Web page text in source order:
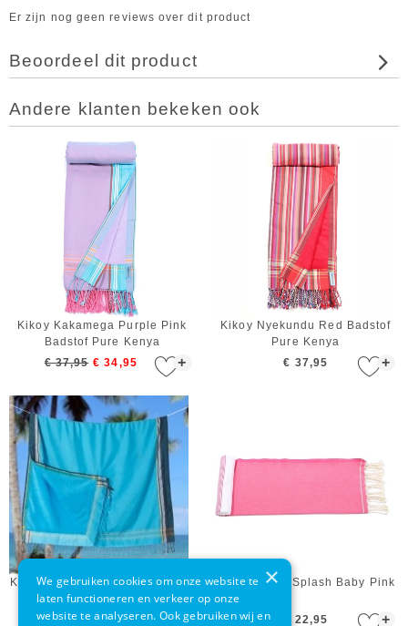
Er zijn nog geen reviews over dit product
Beoordeel dit product
Andere klanten bekeken ook
+
Kikoy Kakamega Purple Pink
Badstof Pure Kenya
€ 37,95 € 34,95 +
Kikoy Nyekundu Red Badstof
Pure Kenya
€ 37,95
+
Kikoy Jambo Blue Badstof Pure
Kenya
€ 37,95
+
Call It Fouta Splash Baby Pink
€ 22,95
×
We gebruiken cookies om onze website te
laten functioneren en verkeer op onze
website te analyseren. Ook gebruiken wij en